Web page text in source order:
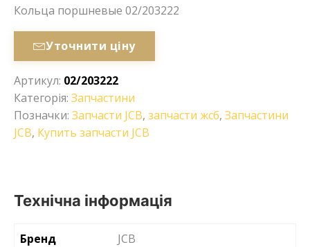
Кольца поршневые 02/203222
Уточнити ціну
Артикул: 02/203222
Категорія: Запчастини
Позначки: Запчасти JCB, запчасти жсб, Запчастини
JCB, Купить запчасти JCB
Технічна інформація
Бренд
JCB